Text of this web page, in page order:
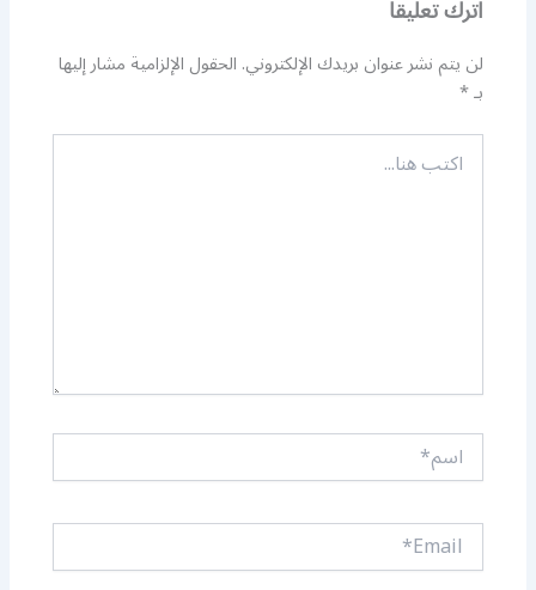
اترك تعليقاً
لن يتم نشر عنوان بريدك الإلكتروني.الحقول الإلزامية مشار إليها
بـ*
اكتب
هنا...
اسم*
Email*